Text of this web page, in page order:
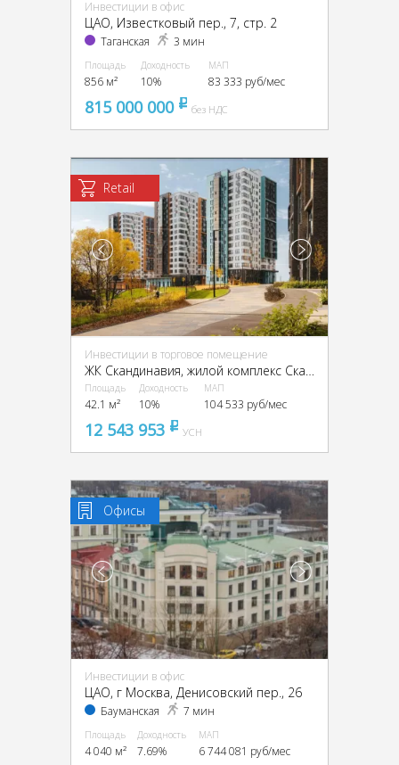
Инвестиции в офис
ЦАО, Известковый пер., 7, стр. 2
Таганская 3 мин
Площадь
856 м²
Доходность
10%
МАП
83 333 руб/мес
815 000 000 pуббез НДС
Retail
Инвестиции в торговое помещение
Площадь
42.1 м²
Доходность
10%
МАП
104 533 руб/мес
12 543 953 pуб
УСН
Офисы
Инвестиции в офис
ЦАО, г Москва, Денисовский пер., 26
Бауманская 7 мин
Площадь
4 040 м²
Доходность
7.69%
МАП
6 744 081 руб/мес